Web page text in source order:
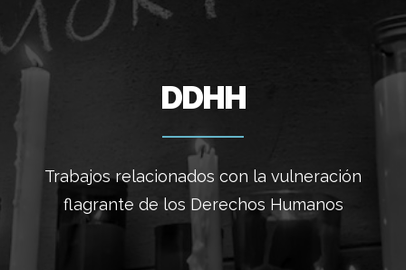
DDHH
Trabajos relacionados con la vulneración
flagrante de los Derechos Humanos